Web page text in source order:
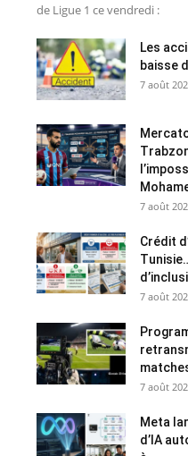
de Ligue 1 ce vendredi :
Les
baisse
7 août
7 août
Crédit
7 août
7 août
Meta
d’IA